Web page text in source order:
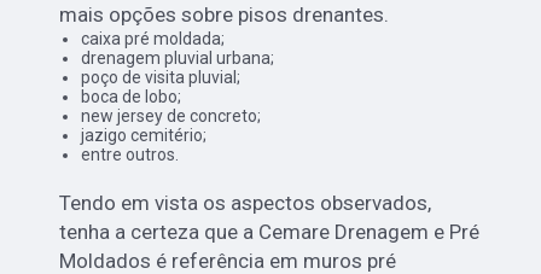
mais opções sobre pisos drenantes.
caixa pré moldada;
drenagem pluvial urbana;
poço de visita pluvial;
boca de lobo;
new jersey de concreto;
jazigo cemitério;
entre outros.
Tendo em vista os aspectos observados,
tenha a certeza que a Cemare Drenagem e Pré
Moldados é referência em muros pré